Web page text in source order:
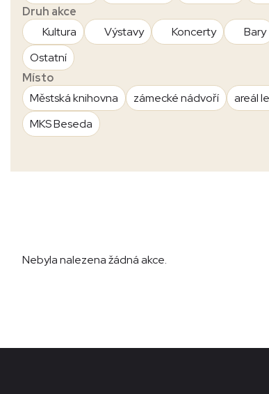
Druh akce
Kultura
Výstavy Koncerty Bary
Ostatní
Místo
Městská knihovna
zámecké nádvoří areál
MKS Beseda
Nebyla nalezena žádná akce.